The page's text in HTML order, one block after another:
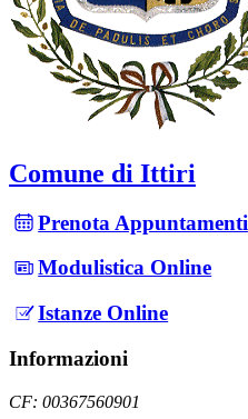
Comune di Ittiri
Prenota Appuntamenti
Modulistica Online
Istanze Online
Informazioni
CF: 00367560901